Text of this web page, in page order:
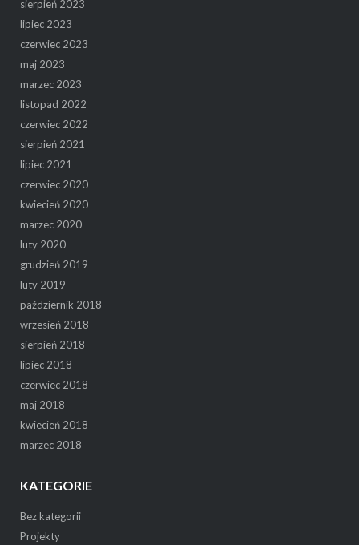
sierpień 2023
lipiec 2023
czerwiec 2023
maj 2023
marzec 2023
listopad 2022
czerwiec 2022
sierpień 2021
lipiec 2021
czerwiec 2020
kwiecień 2020
marzec 2020
luty 2020
grudzień 2019
luty 2019
październik 2018
wrzesień 2018
sierpień 2018
lipiec 2018
czerwiec 2018
maj 2018
kwiecień 2018
marzec 2018
KATEGORIE
Bez kategorii
Projekty